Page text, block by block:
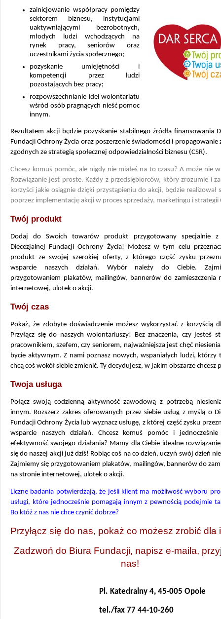
zainicjowanie współpracy pomiędzy
sektorem biznesu, instytucjami
uaktywniającymi bezrobotnych,
młodych ludzi wchodzących na
rynek pracy, seniorów oraz
uczestnikami życia społecznego;
pozyskanie umiejętności i
kompetencji przez ludzi
pozostających bez pracy;
rozpowszechnianie idei wolontariatu
wśród osób pragnących nieść pomoc
innym.
Rezultatem akcji będzie pozyskanie stabilnego źródła finansowania
Fundacji Ochrony Życia oraz poszerzenie świadomości i propagowanie
zgodnych ze strategią społecznej odpowiedzialności biznesu (CSR).
Chcesz komuś pomóc, ale nigdy nie miałeś na to czasu? A może nie
Rozwiązanie jest proste. Każdy z przedsiębiorców, który zrozumie i
korzyści jakie osiągnie dzięki przystąpieniu do akcji, będzie realizował
poprzez implementację akcji w proces sprzedaży, marketingu i strategii
Twój produkt
Dodaj do Swoich towarów produkt przygotowany specjalnie
Diecezjalnej Fundacji Ochrony Życia! Możesz w tym celu
produkt ze swojej szerokiej oferty, z którego część zysku
wsparcie naszych działań. Wybór należy do Ciebie.
przygotowaniem plakatów, mailingów, bannerów do zamieszczenia
internetowej, ulotek o akcji.
Twój czas
Pokaż, że zdobyte doświadczenie możesz wykorzystać z korzyścią
Przyłącz się do naszych wolontariuszy! Bez znaczenia, czy jesteś
pracownikiem, szefem, czy seniorem, najważniejsza jest chęć
bycie aktywnym. Z nami poznasz nowych, wspaniałych ludzi, którzy
chcą coś wokół siebie zmienić. Ty decydujesz, w jakim obszarze chcesz
Twoja usługa
Połącz swoją codzienną aktywność zawodową z potrzebą
innym. Rozszerz zakres oferowanych przez siebie usług z myślą o
Fundacji Ochrony Życia lub wyznacz usługę, z której część zysku
wsparcie naszych działań. Chcesz komuś pomóc i jednocześnie
efektywność swojego działania? Mamy dla Ciebie idealne
się do naszej akcji już dziś! Robiąc coś na co dzień, uczyń swój dzień
Zajmiemy się przygotowaniem plakatów, mailingów, bannerów do
na stronie internetowej, ulotek o akcji.
Liczne badania potwierdzają, że jeśli klient ma możliwość wyboru
usługi, które jednocześnie pomagają innym z pewnością podejmie
Bo któż z nas nie chce czynić dobrze?
Przyłącz się do nas, pokaż co możesz zrobić dla
Zadzwoń do Biura Fundacji, napisz e-maila,
nas!
Pl. Katedralny 4, 45-005 Opole
tel./fax 77 44-10-260